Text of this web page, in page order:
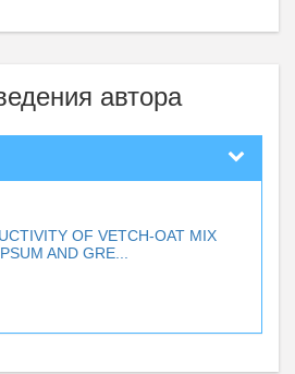
автора
OF VETCH-OAT MIX
AND GRE...